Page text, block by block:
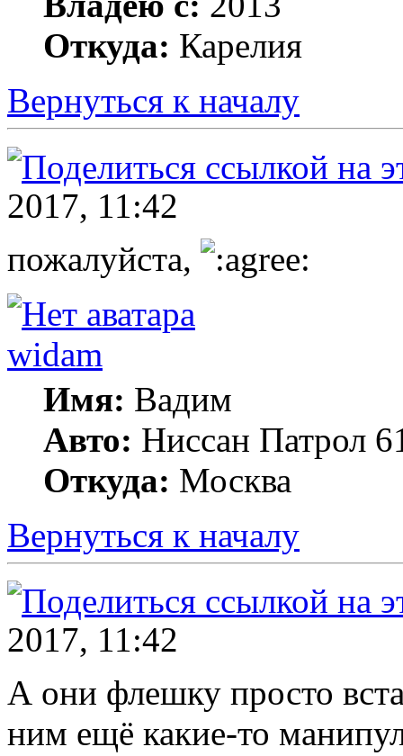
Откуда: Карелия
Вернуться к началу
2017, 11:42
пожалуйста,
widam
Имя: Вадим
Авто: Ниссан Патрол
Откуда: Москва
Вернуться к началу
2017, 11:42
А они флешку просто
ним ещё какие-то